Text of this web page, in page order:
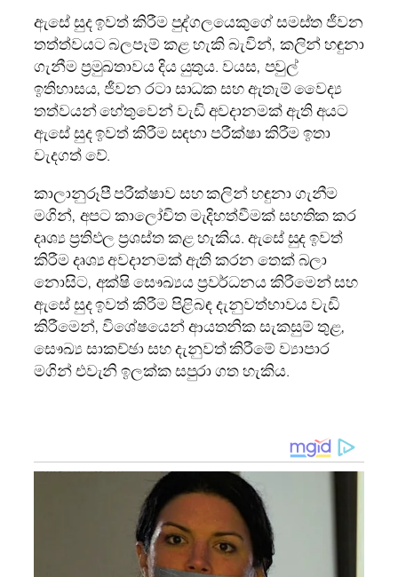
ඇසේ සුද ඉවත් කිරීම පුද්ගලයෙකුගේ සමස්ත ජීවන
තත්ත්වයට බලපෑම් කළ හැකි බැවින්, කලින් හඳුනා
ගැනීම ප්‍රමුඛතාවය දිය යුතුය. වයස, පවුල්
ඉතිහාසය, ජීවන රටා සාධක සහ ඇතැම් වෛද්‍ය
තත්වයන් හේතුවෙන් වැඩි අවදානමක් ඇති අයට
ඇසේ සුද ඉවත් කිරීම සඳහා පරීක්ෂා කිරීම ඉතා
වැදගත් වේ.
කාලානුරූපී පරීක්ෂාව සහ කලින් හඳුනා ගැනීම
මගින්, අපට කාලෝචිත මැදිහත්වීමක් සහතික කර
දෘශ්‍ය ප්‍රතිඵල ප්‍රශස්ත කළ හැකිය. ඇසේ සුද ඉවත්
කිරීම දෘශ්‍ය අවදානමක් ඇති කරන තෙක් බලා
නොසිට, අක්ෂි සෞඛ්‍යය ප්‍රවර්ධනය කිරීමෙන් සහ
ඇසේ සුද ඉවත් කිරීම පිළිබඳ දැනුවත්භාවය වැඩි
කිරීමෙන්, විශේෂයෙන් ආයතනික සැකසුම් තුළ,
සෞඛ්‍ය සාකච්ඡා සහ දැනුවත් කිරීමේ ව්‍යාපාර
මගින් එවැනි ඉලක්ක සපුරා ගත හැකිය.